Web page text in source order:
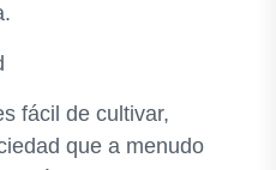
fácil de cultivar,
que a menudo